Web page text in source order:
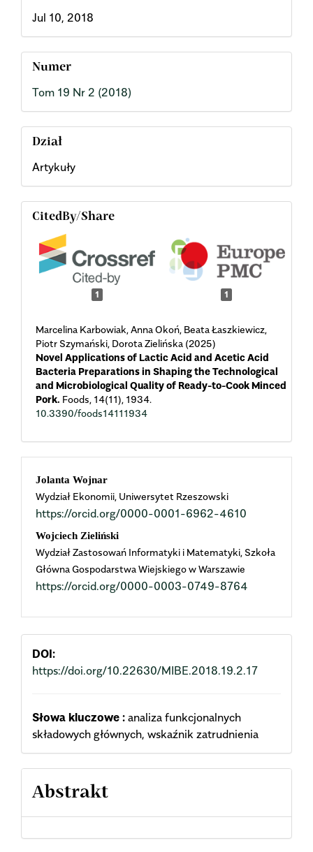
Jul 10, 2018
Numer
Tom 19 Nr 2 (2018)
Dział
Artykuły
CitedBy/Share
1 1
Marcelina Karbowiak, Anna Okoń, Beata Łaszkiewicz,
Piotr Szymański, Dorota Zielińska (2025)
Novel Applications of Lactic Acid and Acetic Acid
Bacteria Preparations in Shaping the Technological
and Microbiological Quality of Ready-to-Cook Minced
Pork. Foods, 14(11), 1934.
10.3390/foods14111934
Main
Article
Content
Jolanta Wojnar
Wydział Ekonomii, Uniwersytet Rzeszowski
https://orcid.org/0000-0001-6962-4610
Wojciech Zieliński
Wydział Zastosowań Informatyki i Matematyki, Szkoła
Główna Gospodarstwa Wiejskiego w Warszawie
https://orcid.org/0000-0003-0749-8764
DOI:
https://doi.org/10.22630/MIBE.2018.19.2.17
Słowa kluczowe : analiza funkcjonalnych
składowych głównych, wskaźnik zatrudnienia
Abstrakt